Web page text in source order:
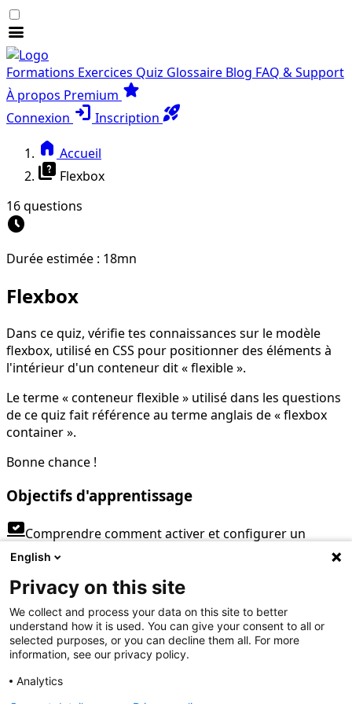
menu
Formations Exercices Quiz Glossaire Blog FAQ & Support
À propos Premium star
Connexion login Inscription rocket_launch
home Accueil
quiz Flexbox
16 questions
schedule
Durée estimée : 18mn
Flexbox
Dans ce quiz, vérifie tes connaissances sur le modèle
flexbox, utilisé en CSS pour positionner des éléments à
l'intérieur d'un conteneur dit « flexible ».
Le terme « conteneur flexible » utilisé dans les questions
de ce quiz fait référence au terme anglais de « flexbox
container ».
Bonne chance !
Objectifs d'apprentissage
sync_saved_locallyComprendre comment activer et configurer un
conteneur flexible (display, flex-direction, flex-wrap, flex-
flow).
sync_saved_locally Maîtriser l'alignement et la distribution des éléments
avec justify-content, align-items, align-content et order.
Inscris-toi
English
Privacy on this site
We collect and process your data on this site to better
understand how it is used. You can give your consent to all or
selected purposes, or you can decline them all. For more
information, see our privacy policy.
Analytics